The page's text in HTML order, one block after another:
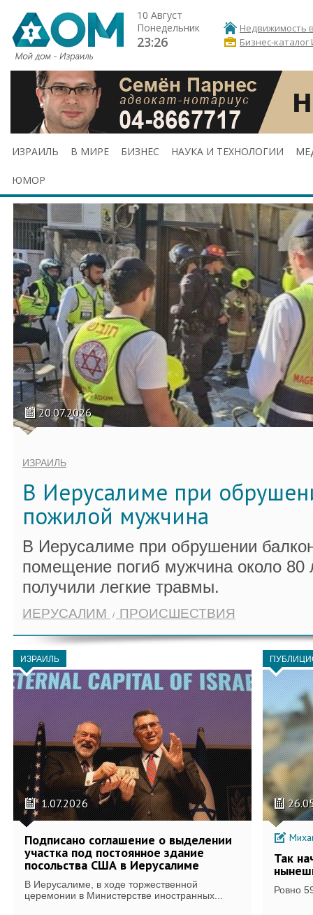
10 Август
Понедельник
23:26
Недвижимость
Бизнес-каталог
ИЗРАИЛЬ В МИРЕ БИЗНЕС НАУКА И ТЕХНОЛОГИИ
ЮМОР
20.07.2026
ИЗРАИЛЬ
В Иерусалиме при
пожилой мужчина
В Иерусалиме при обрушении
помещение погиб мужчина около 80
получили легкие травмы.
ИЕРУСАЛИМ ПРОИСШЕСТВИЯ
ИЗРАИЛЬ
1.07.2026
Подписано соглашение о выделении
участка под постоянное здание
посольства США в Иерусалиме
В Иерусалиме, в ходе торжественной
церемонии в Министерстве иностранных...
Так
Ровно